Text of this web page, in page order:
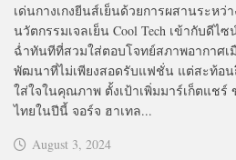
เด่นกางเกงยีนส์เย็นด้วยการผสานระหว่
นวัตกรรมเจลเย็น Cool Tech เข้ากับดี
ฉ่ำทันทีที่สวมใส่ตอบโจทย์สภาพอากาศเ
พัฒนาที่ไม่เพียงสอดรับแฟชั่น แต่สะท้อ
ใส่ใจในคุณภาพ ตั้งเป้าเพิ่มมาร์เก็ตแชร์
ไทยในปีนี้ จอร์จ ฮาเทล...
August 3, 2024